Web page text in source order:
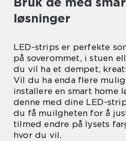
løsninger
LED-strips er perfekte
på soverommet, i stuen
du vil ha et dempet,
Vil du ha enda flere
installere en smart home
denne med dine LED-
du få muilgheten for å
tilmed endre på lysets
hvor du vil.